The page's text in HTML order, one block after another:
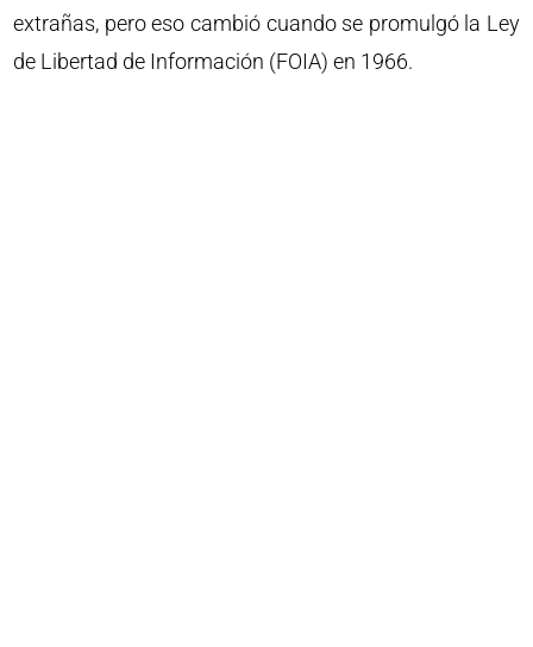
extrañas, pero eso cambió cuando se promulgó la Ley
de Libertad de Información (FOIA) en 1966.